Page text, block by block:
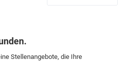
Stellenangebote, die Ihre